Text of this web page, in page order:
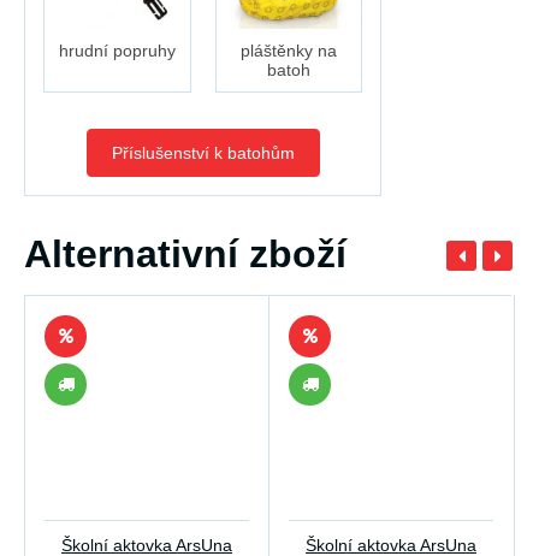
hrudní popruhy
pláštěnky na
batoh
Příslušenství k batohům
Alternativní zboží
Školní aktovka ArsUna
Školní aktovka ArsUna